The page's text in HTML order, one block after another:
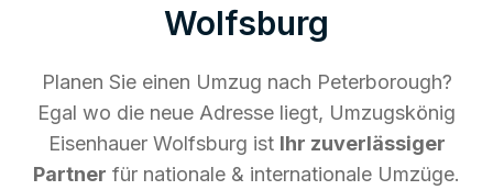
Wolfsburg
Planen Sie einen Umzug nach Peterborough?
Egal wo die neue Adresse liegt, Umzugskönig
Eisenhauer Wolfsburg ist Ihr zuverlässiger
Partner für nationale & internationale Umzüge.